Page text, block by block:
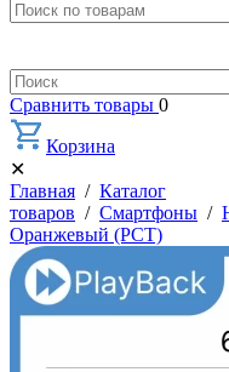
Сравнить товары 0
Корзина
✕
Главная / Каталог
товаров / Смартфоны /
Оранжевый (РСТ)